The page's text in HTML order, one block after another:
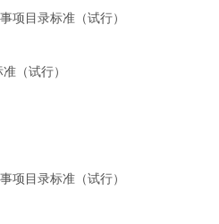
项目录标准（试行）
（试行）
项目录标准（试行）